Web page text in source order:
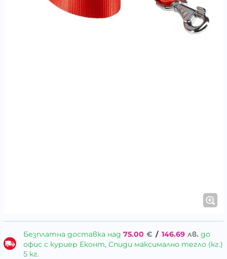
Безплатна доставка над 75.00 € / 146.69 лв. до
офис с куриер Еконт, Спиди максимално тегло (кг.)
5 кг.